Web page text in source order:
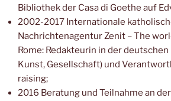
Bibliothek der Casa di Goethe auf
2002-2017 Internationale
Nachrichtenagentur Zenit – The
Rome: Redakteurin in der
Kunst, Gesellschaft) und
raising;
2016 Beratung und Teilnahme an